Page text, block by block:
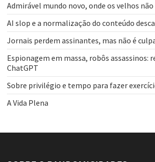
Admirável mundo novo, onde os velhos
AI slop e a normalização do conteúdo
Jornais perdem assinantes, mas não é
Espionagem em massa, robôs assassinos:
ChatGPT
Sobre privilégio e tempo para fazer
A Vida Plena